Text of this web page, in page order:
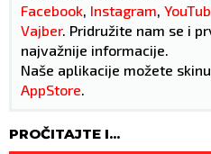
Facebook Instagram
Vajber. Pridružite nam se i
najvažnije informacije.
Naše aplikacije možete
AppStore
PROČITAJTE I...